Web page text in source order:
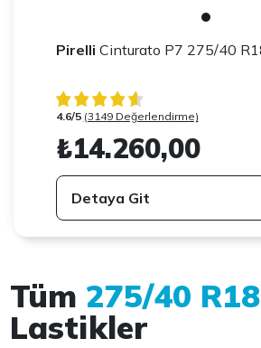
Pirelli
4.6/5 (3149 Değerlendirme)
₺14.260,00
Detaya Git
Tüm 275/40 R18
Lastikler